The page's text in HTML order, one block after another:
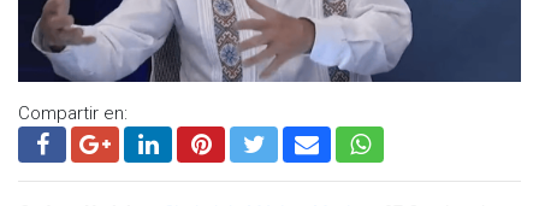
Compartir en: